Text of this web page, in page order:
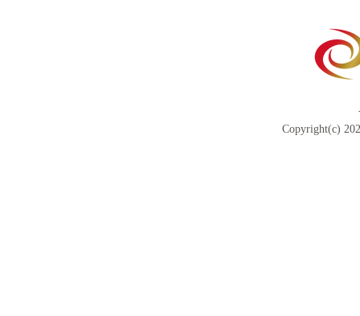
Copyright(c)